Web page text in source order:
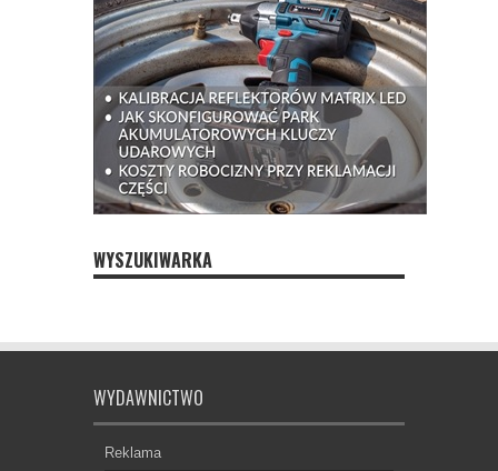
WYSZUKIWARKA
WYDAWNICTWO
Reklama